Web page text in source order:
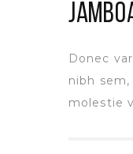
Donec
nibh
molestie